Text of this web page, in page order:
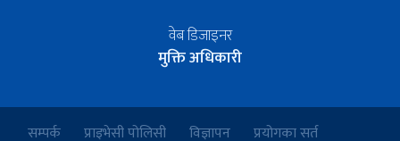
वेब डिजाइनर
मुक्ति अधिकारी
सम्पर्क प्राइभेसी पोलिसी विज्ञापन प्रयोगका सर्त